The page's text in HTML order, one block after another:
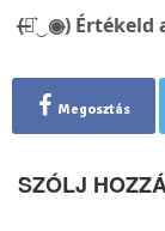
(̶◉͛‿◉̶) Értékeld
Megosztás
SZÓLJ